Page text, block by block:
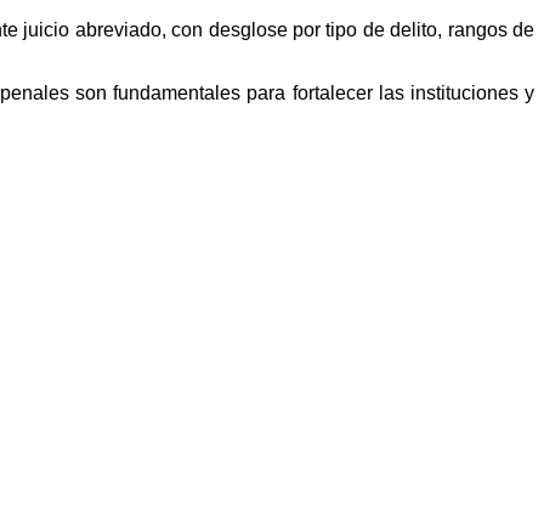
juicio abreviado, con desglose por tipo de delito, rangos de
son fundamentales para fortalecer las instituciones y